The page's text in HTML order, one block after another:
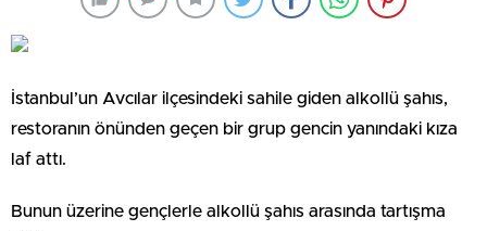
İstanbul’un Avcılar ilçesindeki sahile giden alkollü şahıs,
restoranın önünden geçen bir grup gencin yanındaki kıza
laf attı.
Bunun üzerine gençlerle alkollü şahıs arasında tartışma